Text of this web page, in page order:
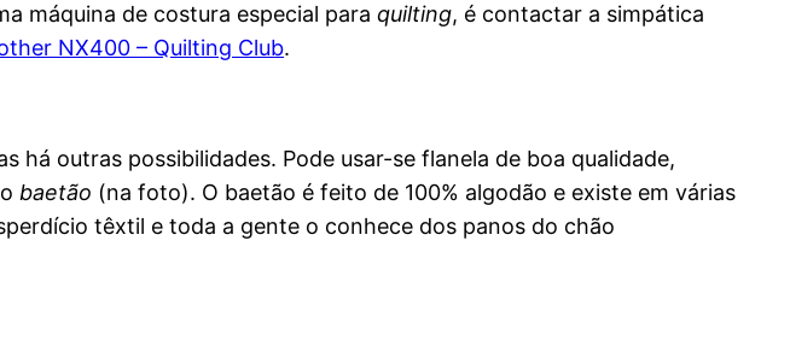
máquina de costura especial para quilting, é contactar a simpática
NX400 – Quilting Club.
há outras possibilidades. Pode usar-se flanela de boa qualidade,
baetão (na foto). O baetão é feito de 100% algodão e existe em várias
têxtil e toda a gente o conhece dos panos do chão